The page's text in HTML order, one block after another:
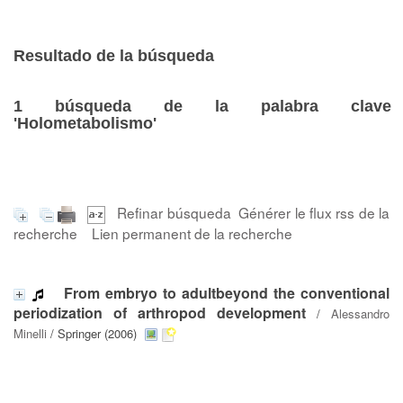
Resultado de la búsqueda
1 búsqueda de la palabra clave
'Holometabolismo'
Refinar búsqueda Générer le flux rss de la
recherche
Lien permanent de la recherche
From embryo to adultbeyond the conventional
periodization of arthropod development / Alessandro
Minelli / Springer (2006)